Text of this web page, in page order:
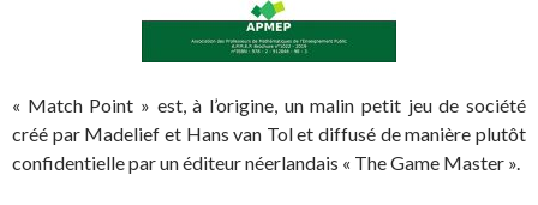
« Match Point » est, à l’origine, un malin petit jeu de société
créé par Madelief et Hans van Tol et diffusé de manière plutôt
confidentielle par un éditeur néerlandais « The Game Master ».